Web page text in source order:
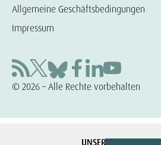
Allgemeine Geschäftsbedingungen
Impressum
© 2026 – Alle Rechte vorbehalten
UNSERE